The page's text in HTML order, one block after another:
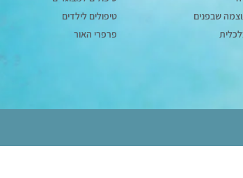
שבפנים
טיפולים לילדים
פרפרי האור